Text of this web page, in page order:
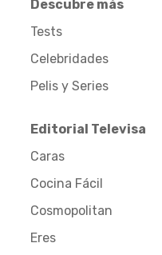
Descubre más
Tests
Celebridades
Pelis y Series
Editorial Televisa
Caras
Cocina Fácil
Cosmopolitan
Eres